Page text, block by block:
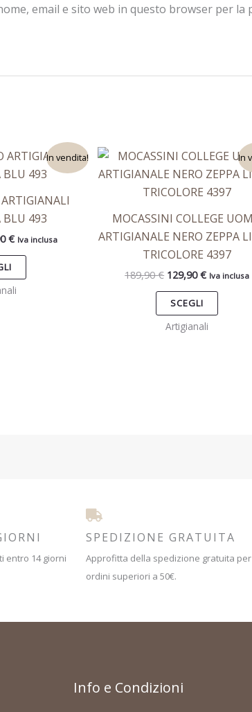
email e sito web in questo browser per la
In vendita!
BLU 493
€.
€
Il
prezzo
attuale
129,90 €.
Iva inclusa
Questo
prodotto
più
varianti.
Le
possono
In
MOCASSINI COLLEGE
ARTIGIANALE NERO ZEPPA
TRICOLORE 4397
189,90€
Il
prezzo
originale
era:
129,90€
Il
prezzo
attuale
è:
Iva inclusa
SCEGLI
ha
Le
opzioni
scelte
Artigianali
entro 14 giorni
SPEDIZIONE GRATUITA
Approfitta della spedizione gratuita per
ordini superiori a 50€.
Info e Condizioni